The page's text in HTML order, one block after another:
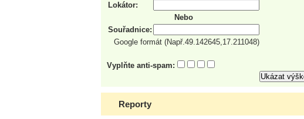
Lokátor:
Nebo
Souřadnice:
Google formát (Např.49.142645,17.211048)
Vyplňte anti-spam:
Reporty